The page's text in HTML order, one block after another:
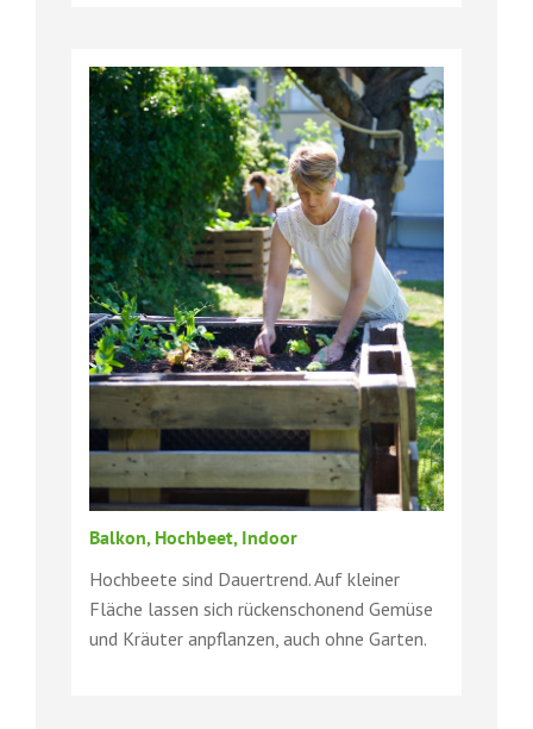
Balkon, Hochbeet, Indoor
Hochbeete sind Dauertrend. Auf kleiner
Fläche lassen sich rückenschonend Gemüse
und Kräuter anpflanzen, auch ohne Garten.